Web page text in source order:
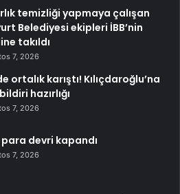
temizliği yapmaya çalışan
Belediyesi ekipleri İBB’nin
takıldı
7, 2026
ortalık karıştı! Kılıçdaroğlu’na
hazırlığı
7, 2026
devri kapandı
7, 2026